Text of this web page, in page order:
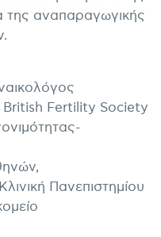
της αναπαραγωγικής
British Fertility Society
Πανεπιστημίου